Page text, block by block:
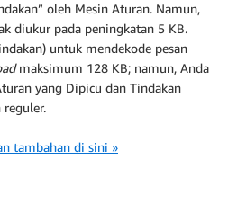
oleh Mesin Aturan. Namun,
diukur pada peningkatan 5 KB.
untuk mendekode pesan
maksimum 128 KB; namun, Anda
yang Dipicu dan Tindakan
reguler.
tambahan di sini »